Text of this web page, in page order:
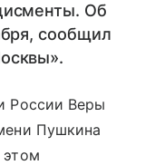
Об
сообщил
России Веры
Пушкина